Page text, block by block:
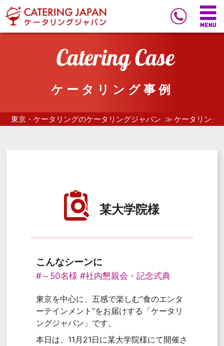
ケータリング事例
東京・ケータリングのケータリングジャパン ケータリング
某大学院様
こんなシーンに
#～50名様 #社内懇親会・記念式典
東京を中心に、五感で楽しむ“食のエンタ
ーテインメント”をお届けする「ケータリ
ングジャパン」です。
本日は、11月21日に某大学院様にて開催さ